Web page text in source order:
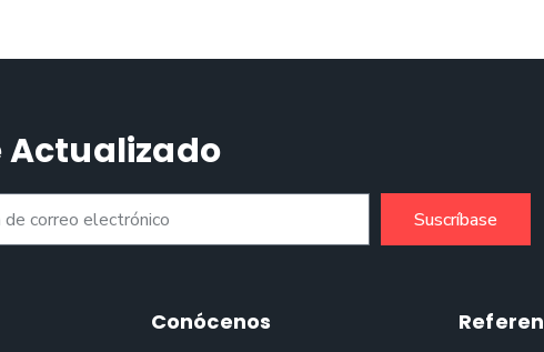
Suscríbase
Conócenos